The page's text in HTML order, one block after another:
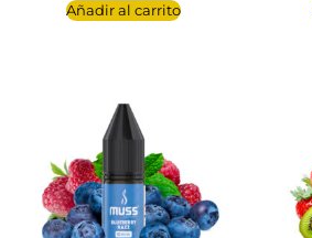
Añadir al carrito